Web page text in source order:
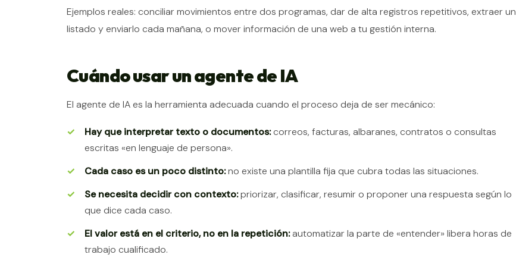
Ejemplos reales: conciliar movimientos entre dos programas, dar de alta registros repetitivos, extraer un
listado y enviarlo cada mañana, o mover información de una web a tu gestión interna.
Cuándo usar un agente de IA
El agente de IA es la herramienta adecuada cuando el proceso deja de ser mecánico:
Hay que interpretar texto o documentos:correos, facturas, albaranes, contratos o consultas
escritas «en lenguaje de persona».
Cada caso es un poco distinto:no existe una plantilla fija que cubra todas las situaciones.
Se necesita decidir con contexto:priorizar, clasificar, resumir o proponer una respuesta según lo
que dice cada caso.
El valor está en el criterio, no en la repetición:automatizar la parte de «entender» libera horas de
trabajo cualificado.